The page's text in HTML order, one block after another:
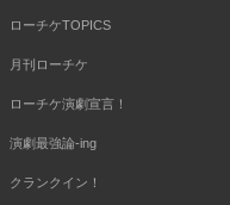
ローチケTOPICS
月刊ローチケ
ローチケ演劇宣言！
演劇最強論-ing
クランクイン！